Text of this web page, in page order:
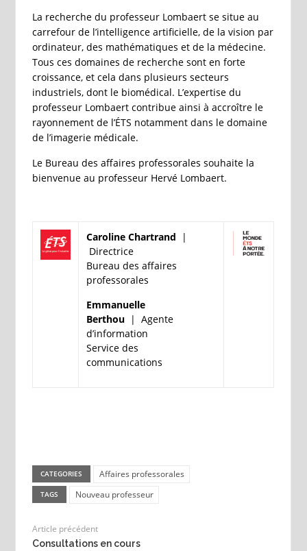
La recherche du professeur Lombaert se situe au
carrefour de l’intelligence artificielle, de la vision par
ordinateur, des mathématiques et de la médecine.
Tous ces domaines de recherche sont en forte
croissance, et cela dans plusieurs secteurs
industriels, dont le biomédical. L’expertise du
professeur Lombaert contribue ainsi à accroître le
rayonnement de l’ÉTS notamment dans le domaine
de l’imagerie médicale.
Le Bureau des affaires professorales souhaite la
bienvenue au professeur Hervé Lombaert.
Caroline Chartrand
|
Directrice
Bureau des affaires
professorales
Emmanuelle
Berthou | Agente
d’information
Service des
communications
CATEGORIES Affaires professorales
TAGS Nouveau professeur
Article précédent
Consultations en cours